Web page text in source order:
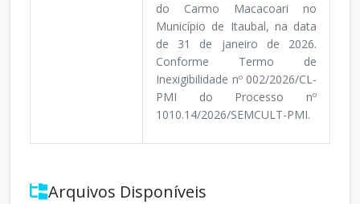
do Carmo Macacoari no
Município de Itaubal, na data
de 31 de janeiro de 2026.
Conforme Termo de
Inexigibilidade nº 002/2026/CL-
PMI do Processo nº
1010.14/2026/SEMCULT-PMI.
Arquivos Disponíveis